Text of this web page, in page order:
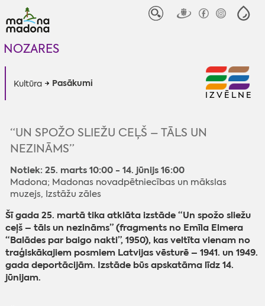
NOZARES
Kultūra Pasākumi
IZVĒLNE
“UN SPOŽO SLIEŽU CEĻŠ – TĀLS UN
NEZINĀMS”
Notiek: 25. marts 10:00 - 14. jūnijs 16:00
Madona; Madonas novadpētniecības un mākslas
muzejs, Izstāžu zāles
Šī gada 25. martā tika atklāta izstāde “Un spožo sliežu
ceļš – tāls un nezināms” (fragments no Emīla Elmera
“Balādes par baigo nakti”, 1950), kas veltīta vienam no
traģiskākajiem posmiem Latvijas vēsturē – 1941. un 1949.
gada deportācijām. Izstāde būs apskatāma līdz 14.
jūnijam.